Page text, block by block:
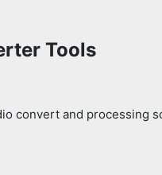
Tools
convert and processing